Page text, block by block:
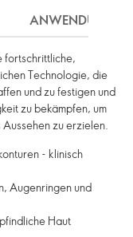
ANWENDUNG
fortschrittliche,
Technologie, die
und zu festigen und
zu bekämpfen, um
zu erzielen.
- klinisch
Augenringen und
Haut